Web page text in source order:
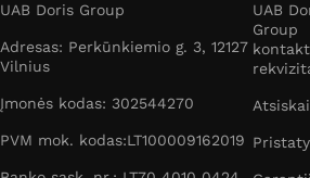
UAB Doris Group
Adresas: Perkūnkiemio g. 3, 12127
Vilnius
Įmonės kodas: 302544270
PVM mok. kodas:LT100009162019
UAB
Group